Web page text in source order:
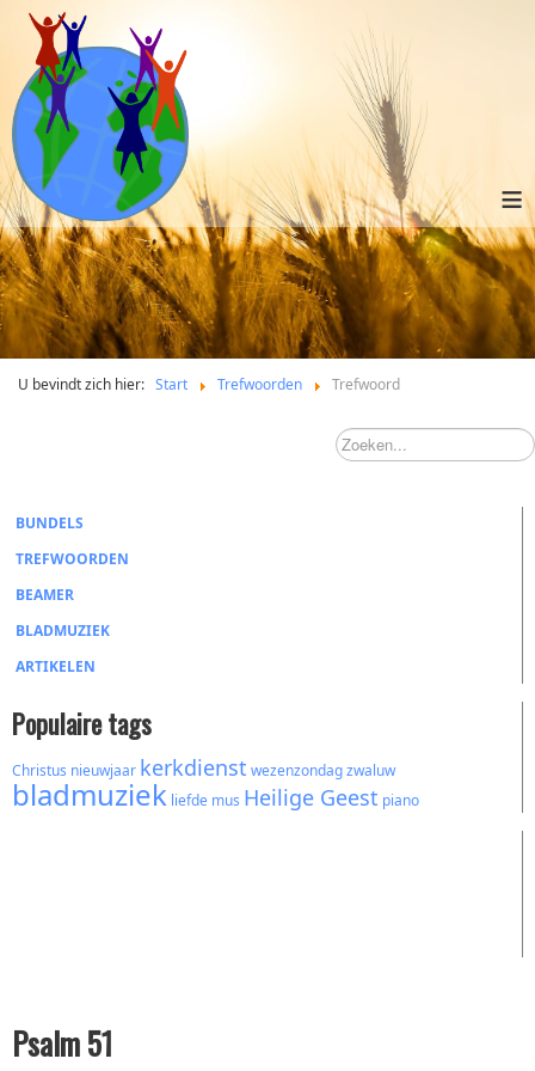
≡
U bevindt zich hier: Start Trefwoorden Trefwoord
BUNDELS
TREFWOORDEN
BEAMER
BLADMUZIEK
ARTIKELEN
Populaire tags
Christus nieuwjaar kerkdienst wezenzondagzwaluw
bladmuziek liefde mus Heilige Geest piano
Psalm 51